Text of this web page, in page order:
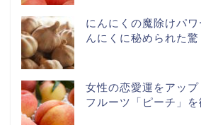
にんにくの魔除けパ
んにくに秘められた
女性の恋愛運をアッ
フルーツ「ピーチ」を